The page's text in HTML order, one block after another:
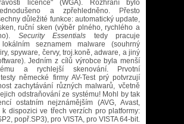
licence" (WGA). Rozhraní bylo
a zpřehledněno. Přesto
důležité funkce: automatický update,
ruční sken (výběr plného, rychlého a
Security Essentials tedy pracuje
seznamem malware (souhrný
spyware, červy, troj.koně, adware, a jiný
Jedním z cílů výrobce byla menší
a rychlejší skenování. Prvotní
německé firmy AV-Test prý potvrzují
zachytávání různých malwarů, včetně
odstraňování ze systému! Mohl by tak
ostatním nejznámějším (AVG, Avast,
k dispozici ve třech verzích pro platformy:
popř.SP3), pro VISTA, pro VISTA 64-bit.